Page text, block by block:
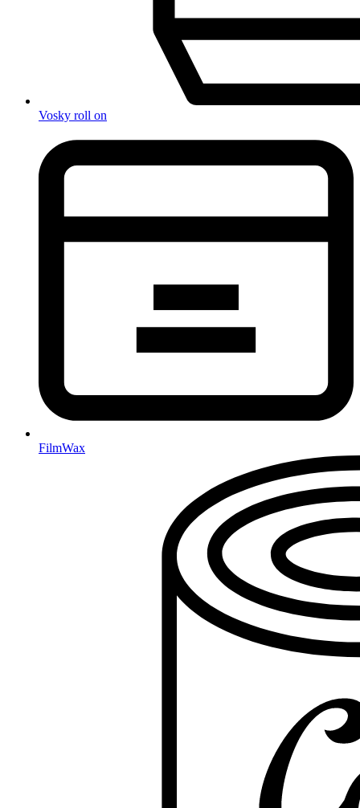
Vosky roll on
FilmWax